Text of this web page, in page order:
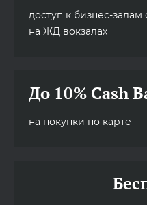
доступ к бизнес-
на ЖД вокзалах
До 10% Cash
на покупки по карте